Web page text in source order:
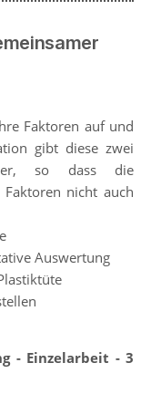
Faktoren auf und
gibt diese zwei
so dass die
nicht auch
Auswertung
- Einzelarbeit - 3